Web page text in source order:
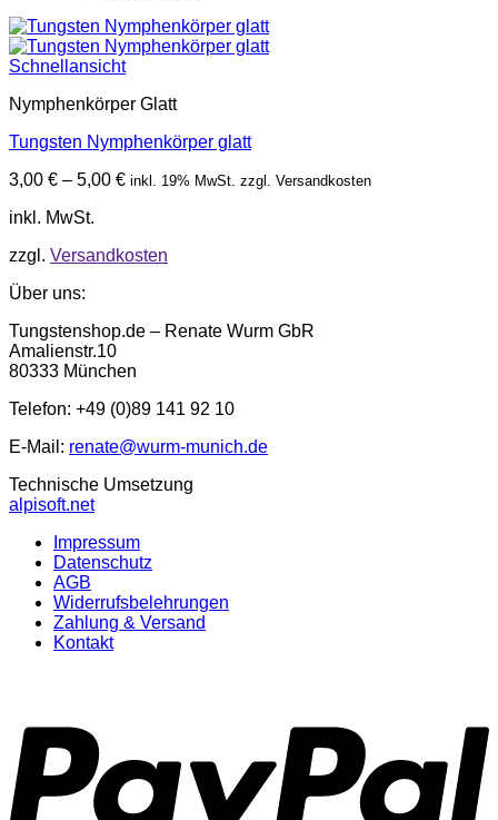
Schnellansicht
Nymphenkörper Glatt
Tungsten Nymphenkörper glatt
3,00 € – 5,00 € inkl. 19% MwSt. zzgl. Versandkosten
inkl. MwSt.
zzgl. Versandkosten
Über uns:
Tungstenshop.de – Renate Wurm GbR
Amalienstr.10
80333 München
Telefon: +49 (0)89 141 92 10
E-Mail: renate@wurm-munich.de
Technische Umsetzung
alpisoft.net
Impressum
Datenschutz
AGB
Widerrufsbelehrungen
Zahlung & Versand
Kontakt